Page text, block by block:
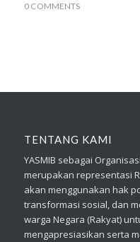
0 COMMENTS
TENTANG KAMI
YASMIB sebagai
merupakan representasi
akan menggunakan hak
transformasi sosial, dan
warga Negara (Rakyat)
mengapresiasikan serta